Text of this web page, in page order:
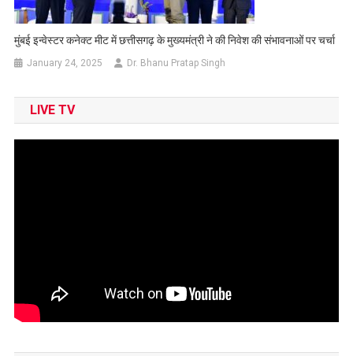
मुंबई इन्वेस्टर कनेक्ट मीट में छत्तीसगढ़ के मुख्यमंत्री ने की निवेश की संभावनाओं पर चर्चा
January 24, 2025 Dr. Bhanu Pratap Singh
LIVE TV